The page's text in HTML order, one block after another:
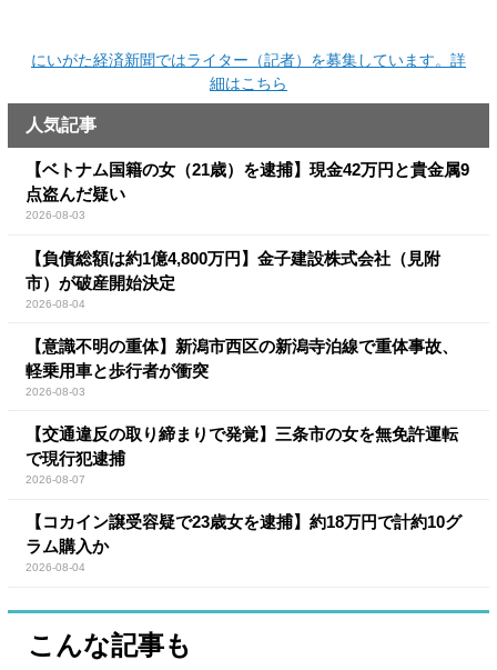
にいがた経済新聞ではライター（記者）を募集しています。詳
細はこちら
人気記事
【ベトナム国籍の女（21歳）を逮捕】現金42万円と貴金属9
点盗んだ疑い
2026-08-03
【負債総額は約1億4,800万円】金子建設株式会社（見附
市）が破産開始決定
2026-08-04
【意識不明の重体】新潟市西区の新潟寺泊線で重体事故、
軽乗用車と歩行者が衝突
2026-08-03
【交通違反の取り締まりで発覚】三条市の女を無免許運転
で現行犯逮捕
2026-08-07
【コカイン譲受容疑で23歳女を逮捕】約18万円で計約10グ
ラム購入か
2026-08-04
こんな記事も